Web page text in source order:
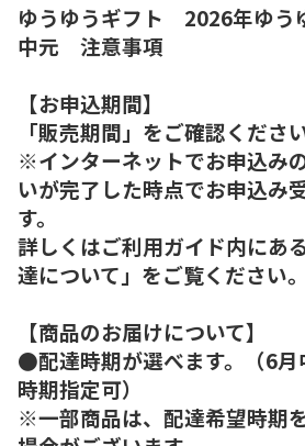
ゆうゆうギフト 2026年ゆう
中元 注意事項
【お申込期間】
「販売期間」をご確認ください
※インターネットでお申込み
いが完了した時点でお申込み
す。
詳しくはご利用ガイド内にあ
達について」をご覧ください。
【商品のお届けについて】
●配達時期が選べます。（6月
時期指定可）
※一部商品は、配達希望時期